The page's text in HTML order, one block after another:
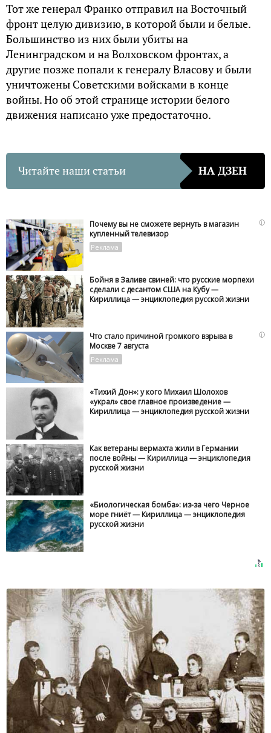
Тот же генерал Франко отправил на Восточный
фронт целую дивизию, в которой были и белые.
Большинство из них были убиты на
Ленинградском и на Волховском фронтах, а
другие позже попали к генералу Власову и были
уничтожены Советскими войсками в конце
войны. Но об этой странице истории белого
движения написано уже предостаточно.
Читайте наши статьи НА ДЗЕН
i
Почему вы не сможете вернуть в магазин
купленный телевизор
Бойня в Заливе свиней: что русские морпехи
сделали с десантом США на Кубу —
Кириллица — энциклопедия русской жизни
i
Что стало причиной громкого взрыва в
Москве 7 августа
«Тихий Дон»: у кого Михаил Шолохов
«украл» свое главное произведение —
Кириллица — энциклопедия русской жизни
Как ветераны вермахта жили в Германии
после войны — Кириллица — энциклопедия
русской жизни
«Биологическая бомба»: из-за чего Черное
море гниёт — Кириллица — энциклопедия
русской жизни